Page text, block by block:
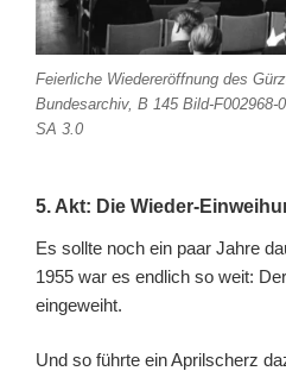
Feierliche Wiedereröffnung des
Bundesarchiv, B 145 Bild-F002968-
SA 3.0
5. Akt: Die Wieder-
Es sollte noch ein paar Jahre
1955 war es endlich so weit:
eingeweiht.
Und so führte ein Aprilscherz